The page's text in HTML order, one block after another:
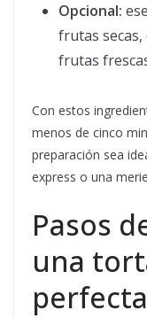
Opcional:
frutas secas,
frutas
Con estos
menos de cinco
preparación sea
express o una
Pasos
una
perfecta